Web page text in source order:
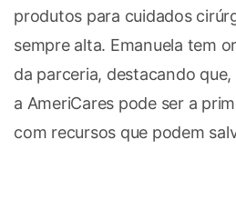
produtos para cuidados
sempre alta. Emanuela tem
da parceria, destacando
a AmeriCares pode ser a
com recursos que podem